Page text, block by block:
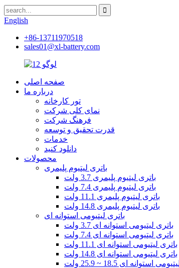
English
+86-13711970518
sales01@xl-battery.com
صفحه اصلی
درباره ما
تور کارخانه
نمای کلی شرکت
فرهنگ شرکت
قدرت تحقیق و توسعه
خدمات
دانلود کنید
محصولات
باتری لیتیوم پلیمری
باتری لیتیوم پلیمری 3.7 ولت
باتری لیتیوم پلیمری 7.4 ولت
باتری لیتیوم پلیمری 11.1 ولت
باتری لیتیوم پلیمری 14.8 ولت
باتری لیتیومی استوانه ای
باتری لیتیومی استوانه ای 3.7 ولت
باتری لیتیومی استوانه ای 7.4 ولت
باتری لیتیومی استوانه ای 11.1 ولت
باتری لیتیومی استوانه ای 14.8 ولت
استوانه ای 18.5 ~ 25.9 ولت